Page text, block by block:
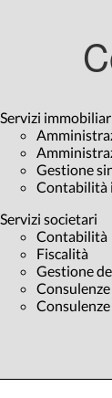
Servizi
Gestione
Contabilità
Servizi societari
Contabilità
Fiscalità
Gestione